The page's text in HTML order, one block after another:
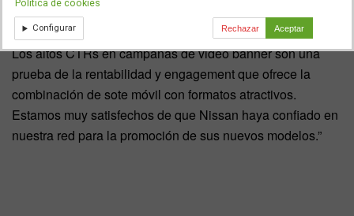
posibilidades a los anunciantes que busquen un target
premium en móvil con efectividad y retorno de inversión.
Los altos CTRs en campañas de video banner son una
prueba de la rentabilidad y engagement que ofrece la
combinación de sote móvil con formatos atractivos.
Estamos muy satisfechos de que Nissan haya confiado en
nuestra red para la promoción de sus nuevos modelos.”
Política de cookies
Configurar Rechazar Aceptar